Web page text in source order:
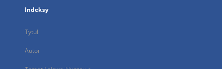
Indeksy
Tytuł
Autor